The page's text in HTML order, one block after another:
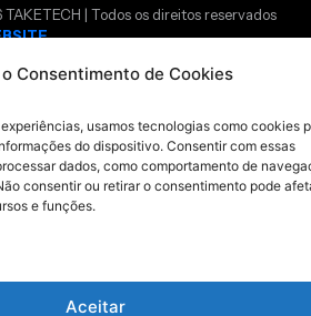
Consentimento de Cookies
usamos tecnologias como cookies
do dispositivo. Consentir com essas
dados, como comportamento de
consentir ou retirar o consentimento pode
e funções.
Aceitar
| Todos os direitos reservados